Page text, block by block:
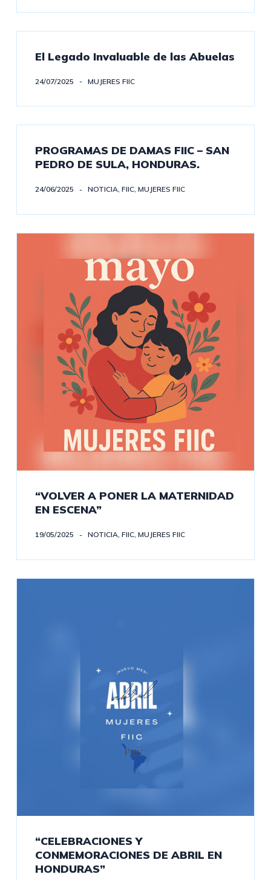
El Legado Invaluable de las Abuelas
24/07/2025 MUJERES FIIC
PROGRAMAS DE DAMAS FIIC – SAN
PEDRO DE SULA, HONDURAS.
24/06/2025 NOTICIA, FIIC, MUJERES FIIC
“VOLVER A PONER LA MATERNIDAD
EN ESCENA”
19/05/2025 NOTICIA, FIIC, MUJERES FIIC
“CELEBRACIONES Y
CONMEMORACIONES DE ABRIL EN
HONDURAS”